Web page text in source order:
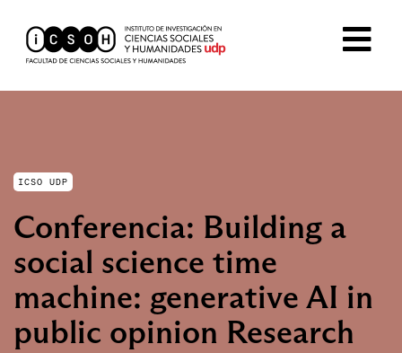
ICSO UDP
Conferencia: Building a
social science time
machine: generative AI in
public opinion Research